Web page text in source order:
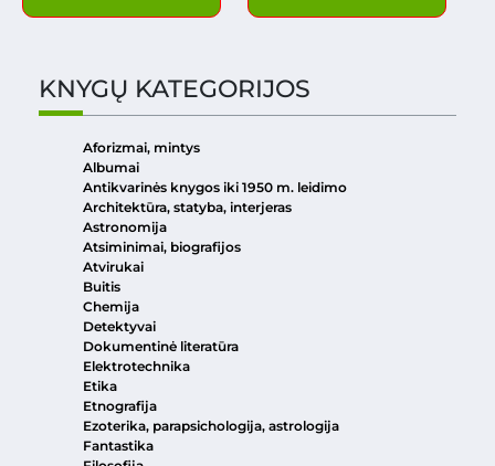
KNYGŲ KATEGORIJOS
Aforizmai, mintys
Albumai
Antikvarinės knygos iki 1950 m. leidimo
Architektūra, statyba, interjeras
Astronomija
Atsiminimai, biografijos
Atvirukai
Buitis
Chemija
Detektyvai
Dokumentinė literatūra
Elektrotechnika
Etika
Etnografija
Ezoterika, parapsichologija, astrologija
Fantastika